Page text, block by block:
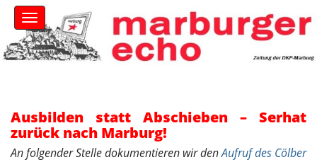
M
a
i
n
k
i
p
o
n
t
Ausbilden statt Abschieben – Serhat
zurück nach Marburg!
An folgender Stelle dokumentieren wir denAufruf des Cölber